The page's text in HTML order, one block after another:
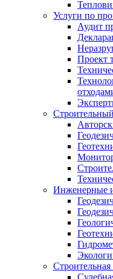
Услуги по
Аудит
Проект
Инженерные
Строительная